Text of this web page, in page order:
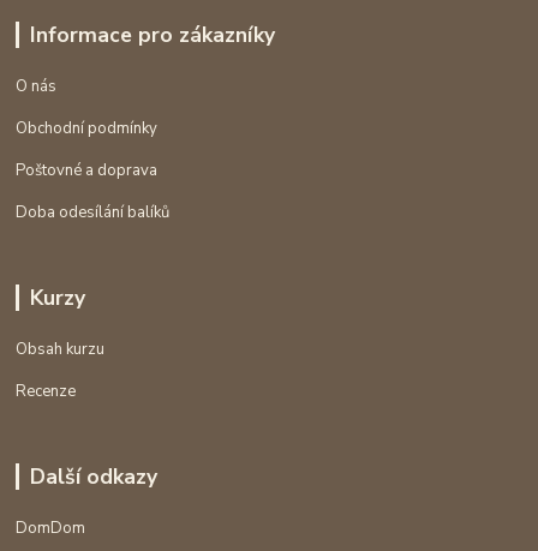
Informace pro zákazníky
O nás
Obchodní podmínky
Poštovné a doprava
Doba odesílání balíků
Kurzy
Obsah kurzu
Recenze
Další odkazy
DomDom